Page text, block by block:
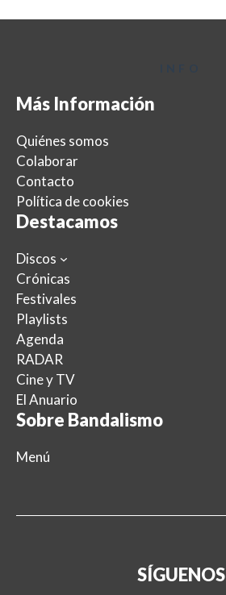
Más Información
Quiénes somos
Colaborar
Contacto
Política de cookies
Destacamos
Discos
Crónicas
Festivales
Playlists
Agenda
RADAR
Cine y TV
El Anuario
Sobre Bandalismo
Menú
SÍGUENOS